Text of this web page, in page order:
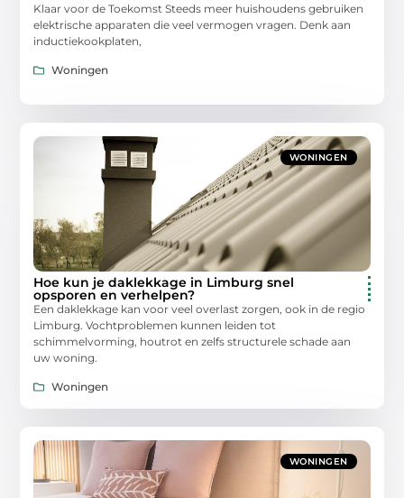
Klaar voor de Toekomst Steeds meer huishoudens gebruiken
elektrische apparaten die veel vermogen vragen. Denk aan
inductiekookplaten,
Woningen
WONINGEN
Hoe kun je daklekkage in Limburg snel
opsporen en verhelpen?
Een daklekkage kan voor veel overlast zorgen, ook in de regio
Limburg. Vochtproblemen kunnen leiden tot
schimmelvorming, houtrot en zelfs structurele schade aan
uw woning.
Woningen
WONINGEN